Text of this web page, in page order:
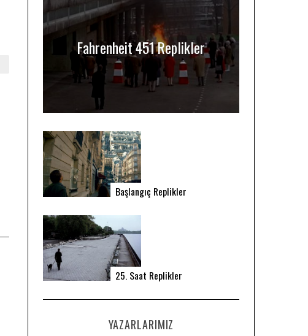
Fahrenheit 451 Replikler
Başlangıç Replikler
25. Saat Replikler
YAZARLARIMIZ